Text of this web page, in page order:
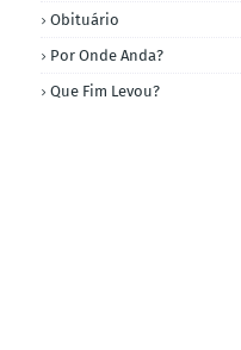
Obituário
Por Onde Anda?
Que Fim Levou?